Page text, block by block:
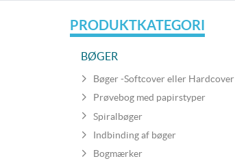
PRODUKTKATEGORI
BØGER
Bøger -Softcover eller Hardcover
Prøvebog med papirstyper
Spiralbøger
Indbinding af bøger
Bogmærker